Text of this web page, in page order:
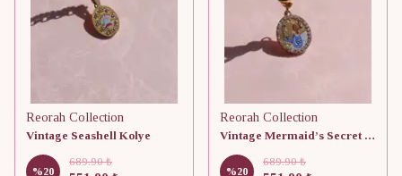
Reorah Collection
Vintage Seashell Kolye
%20
689.90 ₺
Reorah Collection
Vintage Mermaid’s Secret Kolye
%20
689.90 ₺